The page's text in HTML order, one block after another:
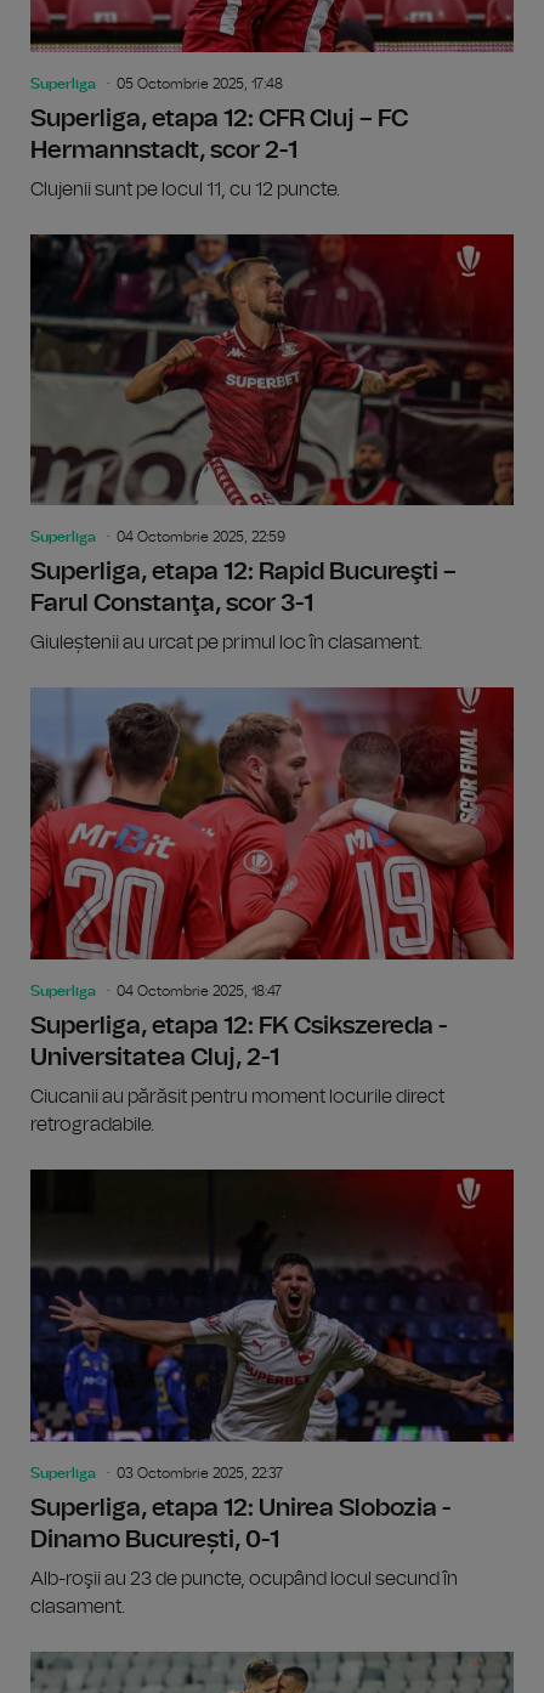
Superliga 05 Octombrie 2025, 17:48
Superliga, etapa 12: CFR Cluj – FC
Hermannstadt, scor 2-1
Clujenii sunt pe locul 11, cu 12 puncte.
Superliga 04 Octombrie 2025, 22:59
Superliga, etapa 12: Rapid Bucureşti –
Farul Constanţa, scor 3-1
Giuleștenii au urcat pe primul loc în clasament.
Superliga 04 Octombrie 2025, 18:47
Superliga, etapa 12: FK Csikszereda -
Universitatea Cluj, 2-1
Ciucanii au părăsit pentru moment locurile direct
retrogradabile.
Superliga 03 Octombrie 2025, 22:37
Superliga, etapa 12: Unirea Slobozia -
Dinamo București, 0-1
Alb-roşii au 23 de puncte, ocupând locul secund în
clasament.